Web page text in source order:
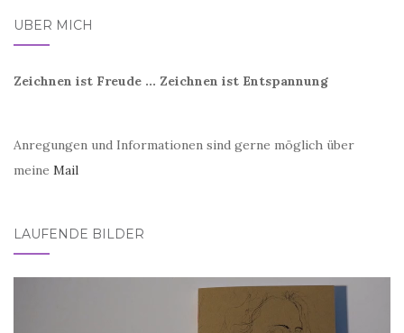
ÜBER MICH
Zeichnen ist Freude ... Zeichnen ist Entspannung
Anregungen und Informationen sind gerne möglich über
meine Mail
LAUFENDE BILDER